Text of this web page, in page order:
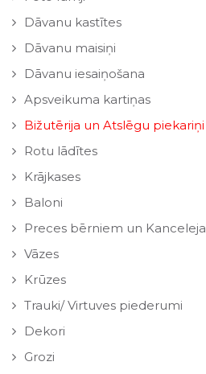
Dāvanu kastītes
Dāvanu maisiņi
Dāvanu iesaiņošana
Apsveikuma kartiņas
Bižutērija un Atslēgu piekariņi
Rotu lādītes
Krājkases
Baloni
Preces bērniem un Kanceleja
Vāzes
Krūzes
Trauki/ Virtuves piederumi
Dekori
Grozi